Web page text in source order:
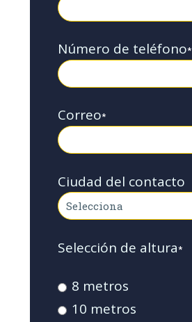
Número de teléfono*
Correo*
Ciudad del contacto
Selección de altura*
8 metros
10 metros